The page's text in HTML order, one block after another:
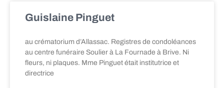
Guislaine Pinguet
au crématorium d’Allassac. Registres de condoléances
au centre funéraire Soulier à La Fournade à Brive. Ni
fleurs, ni plaques. Mme Pinguet était institutrice et
directrice